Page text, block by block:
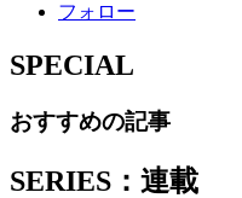
フォロー
SPECIAL
おすすめの記事
SERIES：連載